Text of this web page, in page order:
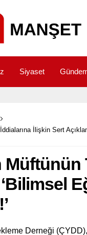
Siyaset
İlişkin Sert
Derneği